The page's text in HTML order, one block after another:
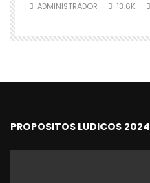
ADMINISTRADOR 13.6K
PROPOSITOS LUDICOS 2024